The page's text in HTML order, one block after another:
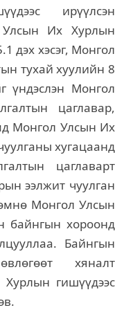
ирүүлсэн
Улсын Их Хурлын
дэх хэсэг, Монгол
тухай хуулийн 8
үндэслэн Монгол
цаглавар,
Монгол Улсын Их
хугацаанд
цаглаварт
ээлжит чуулган
Монгол Улсын
байнгын хороонд
Байнгын
хяналт
гишүүдээс